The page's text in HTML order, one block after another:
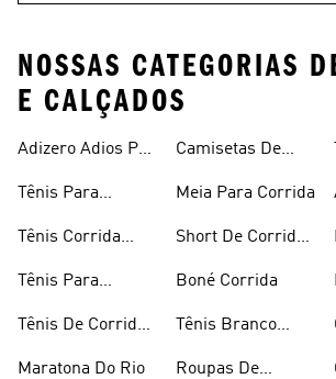
NOSSAS CATEGORIAS
E CALÇADOS
Adizero Adios Pro
Tênis Para
Tênis Corrida
Tênis Para
Tênis De Corrida
Maratona Do Rio
Camisetas De
Meia Para Corrida
Short De Corrida
Boné Corrida
Tênis Branco
Roupas De